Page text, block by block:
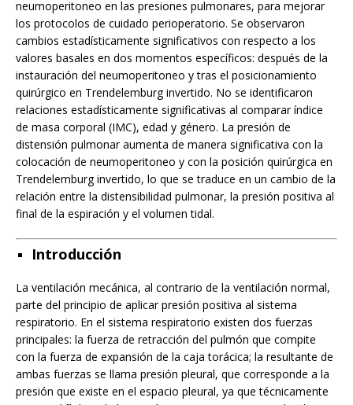
neumoperitoneo en las presiones pulmonares, para mejorar
los protocolos de cuidado perioperatorio. Se observaron
cambios estadísticamente significativos con respecto a los
valores basales en dos momentos específicos: después de la
instauración del neumoperitoneo y tras el posicionamiento
quirúrgico en Trendelemburg invertido. No se identificaron
relaciones estadísticamente significativas al comparar índice
de masa corporal (IMC), edad y género. La presión de
distensión pulmonar aumenta de manera significativa con la
colocación de neumoperitoneo y con la posición quirúrgica en
Trendelemburg invertido, lo que se traduce en un cambio de la
relación entre la distensibilidad pulmonar, la presión positiva al
final de la espiración y el volumen tidal.
Introducción
La ventilación mecánica, al contrario de la ventilación normal,
parte del principio de aplicar presión positiva al sistema
respiratorio. En el sistema respiratorio existen dos fuerzas
principales: la fuerza de retracción del pulmón que compite
con la fuerza de expansión de la caja torácica; la resultante de
ambas fuerzas se llama presión pleural, que corresponde a la
presión que existe en el espacio pleural, ya que técnicamente